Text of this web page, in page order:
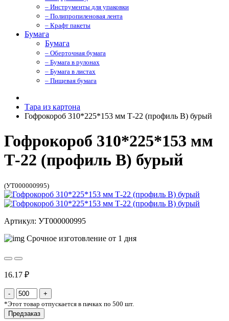
– Инструменты для упаковки
– Полипропиленовая лента
– Крафт пакеты
Бумага
Бумага
– Оберточная бумага
– Бумага в рулонах
– Бумага в листах
– Пищевая бумага
Тара из картона
Гофрокороб 310*225*153 мм Т-22 (профиль B) бурый
Гофрокороб 310*225*153 мм
Т-22 (профиль B) бурый
(УТ000000995)
Артикул: УТ000000995
Срочное изготовление от 1 дня
16.17 ₽
*Этот товар отпускается в пачках по 500 шт.
Предзаказ